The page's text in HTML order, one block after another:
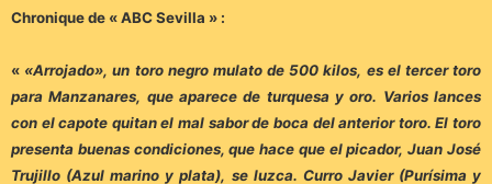
Chronique de « ABC Sevilla » :
« «Arrojado», un toro negro mulato de 500 kilos, es el tercer toro
para Manzanares, que aparece de turquesa y oro. Varios lances
con el capote quitan el mal sabor de boca del anterior toro. El toro
presenta buenas condiciones, que hace que el picador, Juan José
Trujillo (Azul marino y plata), se luzca. Curro Javier (Purísima y